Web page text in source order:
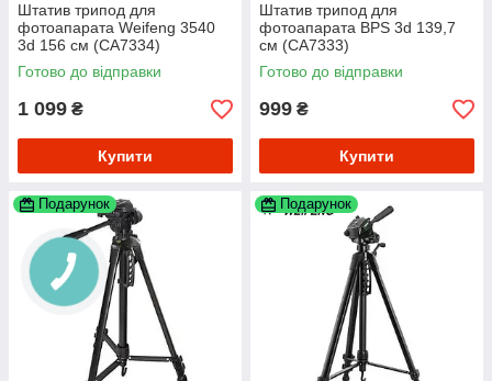
Штатив трипод для
фотоапарата Weifeng 3540
3d 156 см (CA7334)
Готово до відправки
1 099 ₴
Купити
Штатив трипод для
фотоапарата BPS 3d 139,7
см (CA7333)
Готово до відправки
999 ₴
Купити
Подарунок Подарунок